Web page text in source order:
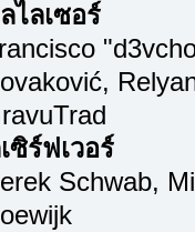
ไลเซอร์
ซิร์ฟเวอร์
Schwab,